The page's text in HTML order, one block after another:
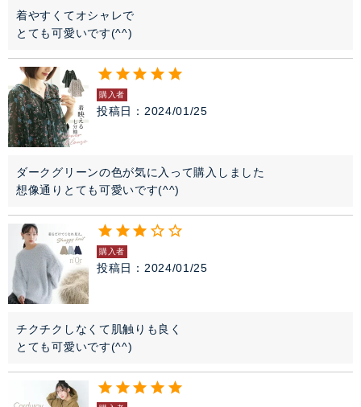
着やすくてオシャレで
とても可愛いです(^^)
購入者
投稿日 2024/01/25
ダークグリーンの色が気に入って購入しました
想像通りとても可愛いです(^^)
購入者
投稿日 2024/01/25
チクチクしなくて肌触りも良く
とても可愛いです(^^)